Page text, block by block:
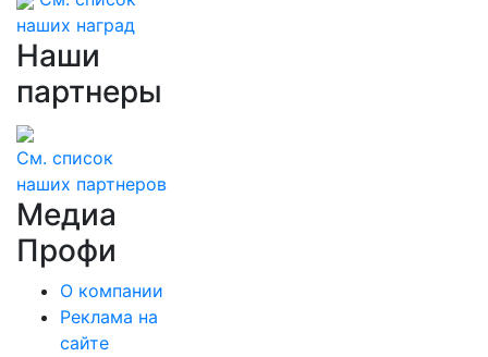
наших наград
Наши
партнеры
См. список
наших партнеров
Медиа
Профи
О компании
Реклама на
сайте